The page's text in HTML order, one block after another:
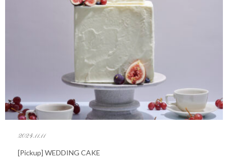
2024.11.11
[Pickup] WEDDING CAKE